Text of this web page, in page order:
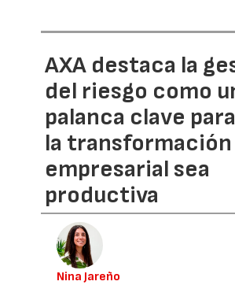
AXA destaca la
del riesgo como
palanca clave
la transformación
empresarial sea
productiva
Nina Jareño